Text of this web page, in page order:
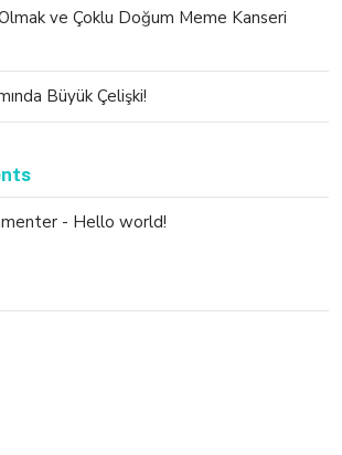
ve Çoklu Doğum Meme Kanseri
Büyük Çelişki!
- Hello world!